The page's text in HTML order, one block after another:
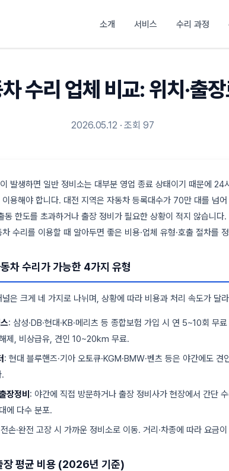
소개 서비스 수리 과정
수리 업체 비교: 위치·출장
2026.05.12 · 조회 97
발생하면 일반 정비소는 대부분 영업 종료 상태이기 때문에 24
용해야 합니다. 대전 지역은 자동차 등록대수가 70만 대를 넘
동 한도를 초과하거나 출장 정비가 필요한 상황이 적지 않습니다
수리를 이용할 때 알아두면 좋은 비용·업체 유형·호출 절차를
차 수리가 가능한 4가지 유형
은 크게 네 가지로 나뉘며, 상황에 따라 비용과 처리 속도가 달
: 삼성·DB·현대·KB·메리츠 등 종합보험 가입 시 연 5~10회 무
제, 비상급유, 견인 10~20km 무료.
: 현대 블루핸즈·기아 오토큐·KGM·BMW·벤츠 등은 야간에도 견
장정비 : 야간에 직접 방문하거나 출장 정비사가 현장에서 간단
에 다수 분포.
전손·완전 고장 시 가까운 정비소로 이동. 거리·차종에 따라 요금
장 평균 비용 (2026년 기준)